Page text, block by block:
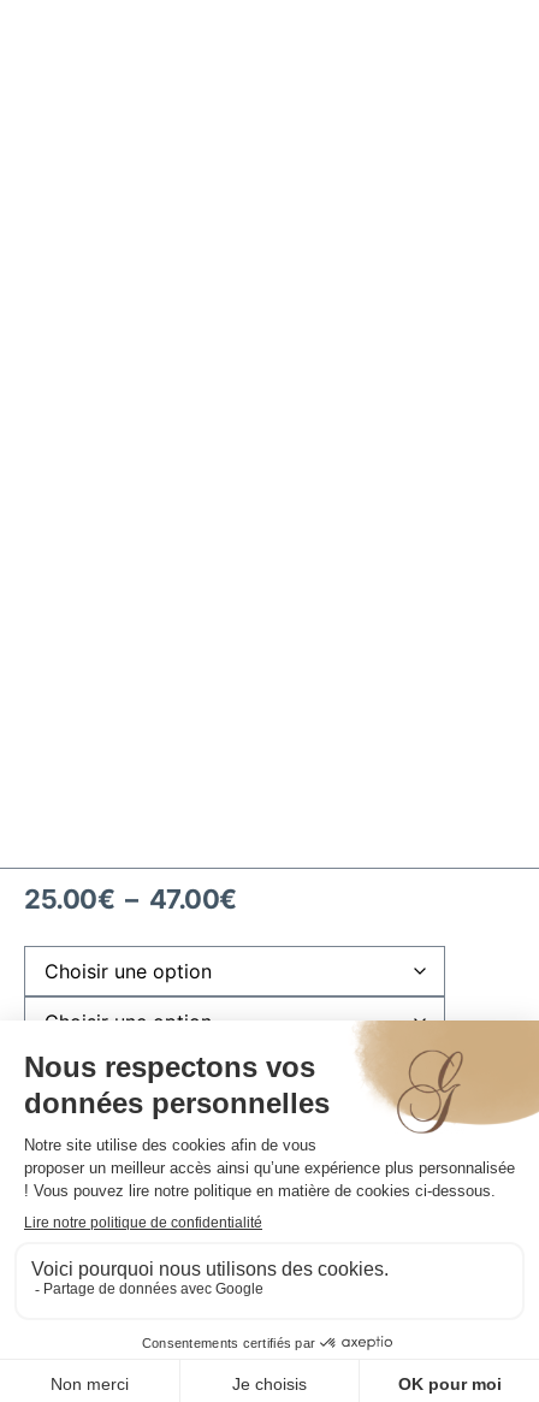
25.00€ – 47.00€
Plaquette anniversaire (ajoutez votre prénom) (+1.00
Total de la commande: